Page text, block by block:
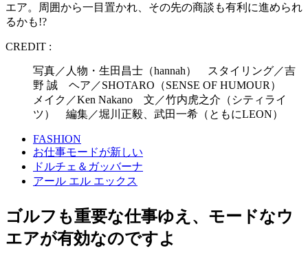
エア。周囲から一目置かれ、その先の商談も有利に進められ
るかも!?
CREDIT :
写真／人物・生田昌士（hannah） スタイリング／吉
野 誠 ヘア／SHOTARO（SENSE OF HUMOUR）
メイク／Ken Nakano 文／竹内虎之介（シティライ
ツ） 編集／堀川正毅、武田一希（ともにLEON）
FASHION
お仕事モードが新しい
ドルチェ＆ガッバーナ
アール エル エックス
ゴルフも重要な仕事ゆえ、モードなウ
エアが有効なのですよ